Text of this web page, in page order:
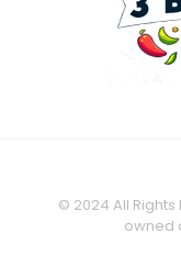
© 2024 All
owned